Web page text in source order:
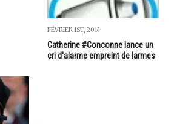
FÉVRIER 1ST, 2014
Catherine #Conconne lance un
cri d'alarme empreint de larmes